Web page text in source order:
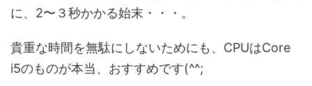
に、2〜３秒かかる始末・・・。
貴重な時間を無駄にしないためにも、CPUはCore
i5のものが本当、おすすめです(^^;